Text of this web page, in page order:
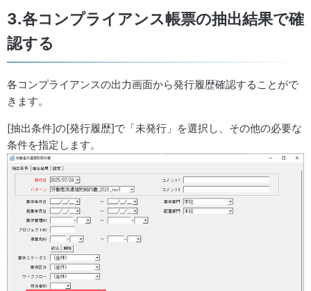
3.各コンプライアンス帳票の抽出結果で確
認する
各コンプライアンスの出力画面から発行履歴確認することがで
きます。
[抽出条件]の[発行履歴]で「未発行」を選択し、その他の必要な
条件を指定します。